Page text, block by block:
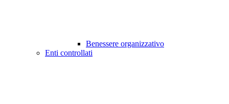
Benessere organizzativo
Enti controllati